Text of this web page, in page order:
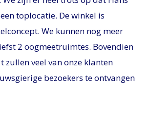
toplocatie. De winkel is
We kunnen nog meer
2 oogmeetruimtes. Bovendien
veel van onze klanten
bezoekers te ontvangen